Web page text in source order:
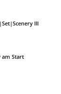
III
am Start